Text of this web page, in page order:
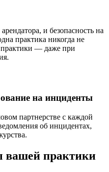
и безопасность на
практика никогда не
практики — даже при
на инциденты
партнерстве с каждой
об инцидентах,
вашей практики